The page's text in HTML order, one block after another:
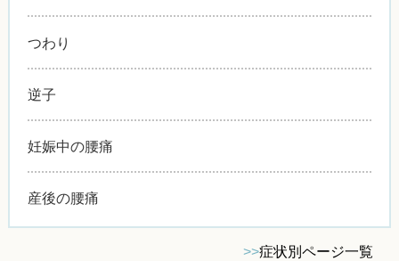
つわり
逆子
妊娠中の腰痛
産後の腰痛
>>症状別ページ一覧